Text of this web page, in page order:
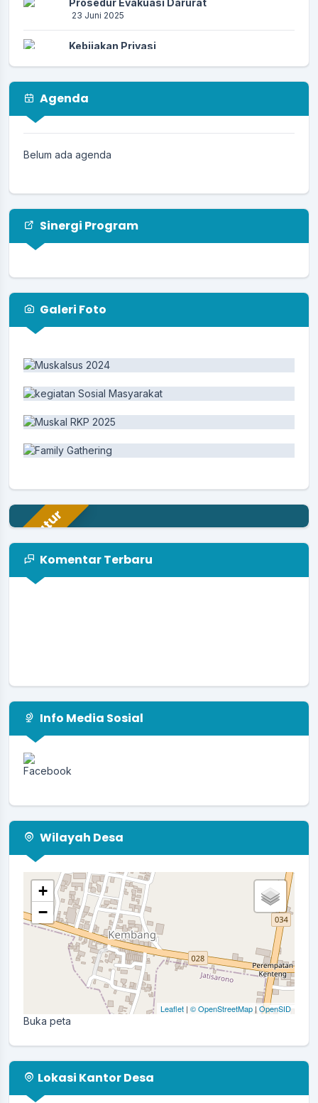
Prosedur Evakuasi Darurat
23 Juni 2025
Kebijakan Privasi
23 Juni 2025
PENCEGAHAN PENIPUAN AKTIVASI
17 Juni 2025
Agenda
Belum ada agenda
Sinergi Program
Galeri Foto
AparaturKomentar Terbaru
Info Media Sosial
Wilayah Desa
+
−
Leaflet | © OpenStreetMap | OpenSID
Buka peta
Lokasi Kantor Desa